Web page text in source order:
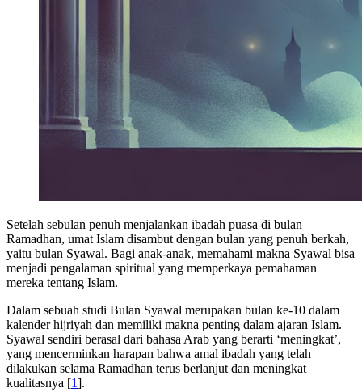
Setelah sebulan penuh menjalankan ibadah puasa di bulan
Ramadhan, umat Islam disambut dengan bulan yang penuh berkah,
yaitu bulan Syawal. Bagi anak-anak, memahami makna Syawal bisa
menjadi pengalaman spiritual yang memperkaya pemahaman
mereka tentang Islam.
Dalam sebuah studi Bulan Syawal merupakan bulan ke-10 dalam
kalender hijriyah dan memiliki makna penting dalam ajaran Islam.
Syawal sendiri berasal dari bahasa Arab yang berarti ‘meningkat’,
yang mencerminkan harapan bahwa amal ibadah yang telah
dilakukan selama Ramadhan terus berlanjut dan meningkat
kualitasnya [1].